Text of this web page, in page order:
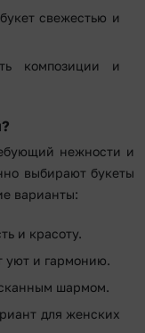
свежестью и
композиции и
нежности и
выбирают букеты
варианты:
и красоту.
уют и гармонию.
шармом.
для женских